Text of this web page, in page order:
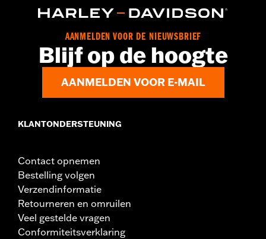
Per stuk verkocht:
Elk
2 jaar beperkte garantie - Ga naarwww.h-
d.com/warrantyvoor meer info
AANMELDEN VOOR DE NIEUWSBRIEF
Blijf op de hoogte
AANMELDEN VOOR E-MAIL
KLANTONDERSTEUNING
Contact opnemen
Bestelling volgen
Verzendinformatie
Retourneren en omruilen
Veel gestelde vragen
Conformiteitsverklaring